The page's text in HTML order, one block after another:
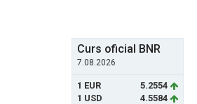
Curs oficial BNR
7.08.2026
1 EUR
5.2554
1 USD
4.5584